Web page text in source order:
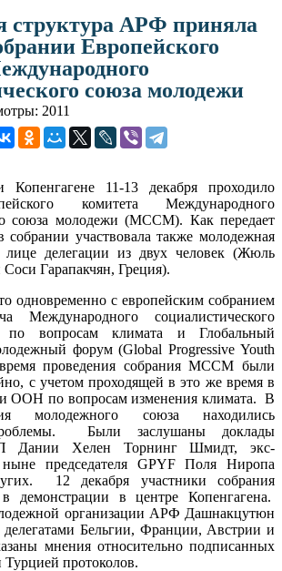
структура АРФ приняла
Европейского
союза молодежи
2011
11-13 декабря проходило
комитета Международного
союза молодежи (МССМ). Как передает
собрании участвовала также молодежная
делегации из двух человек (Жюль
Гарапакчян, Греция).
одновременно с европейским собранием
Международного социалистического
по вопросам климата и Глобальный
форум (Global Progressive Youth
проведения собрания МССМ были
с учетом проходящей в это же время в
ООН по вопросам изменения климата. В
молодежного союза находились
Были заслушаны доклады
Дании Хелен Торнинг Шмидт, экс-
председателя GPYF Поля Ниропа
12 декабря участники собрания
демонстрации в центре Копенгагена.
организации АРФ Дашнакцутюн
делегатами Бельгии, Франции, Австрии и
мнения относительно подписанных
протоколов.